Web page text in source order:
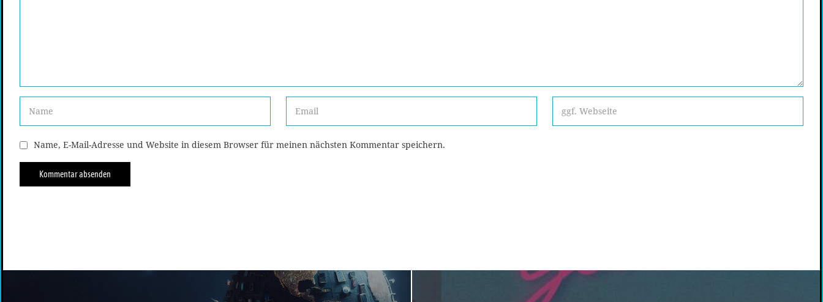
Name, E-Mail-Adresse und Website in diesem Browser für meinen nächsten Kommentar speichern.